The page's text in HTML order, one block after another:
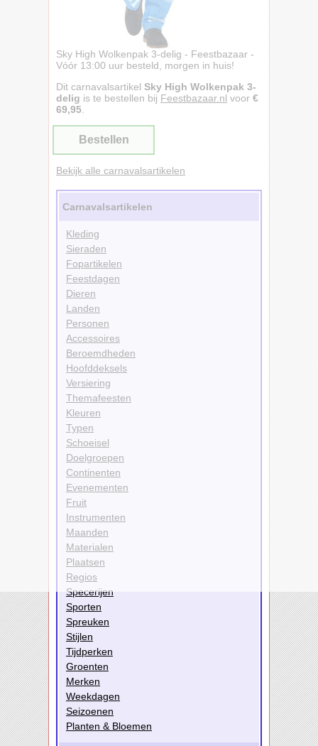
Sky High Wolkenpak 3-delig - Feestbazaar -
Vóór 13:00 uur besteld, morgen in huis!
Dit carnavalsartikel Sky High Wolkenpak 3-
delig is te bestellen bij Feestbazaar.nl voor €
69,95.
Bestellen
Bekijk alle carnavalsartikelen
Carnavalsartikelen
Kleding
Sieraden
Fopartikelen
Feestdagen
Dieren
Landen
Personen
Accessoires
Beroemdheden
Hoofddeksels
Versiering
Themafeesten
Kleuren
Typen
Schoeisel
Doelgroepen
Continenten
Evenementen
Fruit
Instrumenten
Maanden
Materialen
Plaatsen
Regios
Specerijen
Sporten
Spreuken
Stijlen
Tijdperken
Groenten
Merken
Weekdagen
Seizoenen
Planten & Bloemen